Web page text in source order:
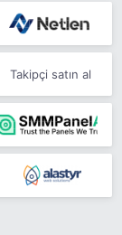
Takipçi satın al